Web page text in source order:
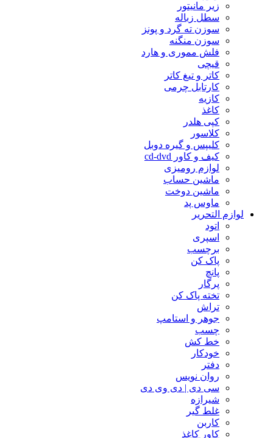
زیر مانیتور
سطل زباله
سوزن ته گرد و پونز
سوزن منگنه
فلش مموری و هارد
قیچی
کاتر و تیغ کاتر
کارتابل چرمی
کازیه
کاغذ
کپی هلدر
کلاسور
کلیپس و گیره دوبل
کیف و کاور cd-dvd
لوازم رومیزی
ماشین حساب
ماشین دوخت
ماوس پد
لوازم التحریر
اتود
اسپری
برچسب
پاک کن
پانچ
پرگار
تخته پاک کن
تراش
جوهر و استامپ
چسب
خط کش
خودکار
دفتر
روان نویس
سی دی | دی وی دی
شیرازه
غلط گیر
کاربن
کاور کاغذ